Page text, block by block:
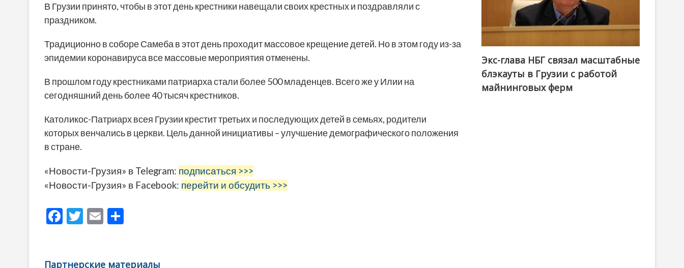
В Грузии принято, чтобы в этот день крестники навещали своих крестных и поздравляли с
праздником.
Традиционно в соборе Самеба в этот день проходит массовое крещение детей. Но в этом году из-за
эпидемии коронавируса все массовые мероприятия отменены.
В прошлом году крестниками патриарха стали более 500 младенцев. Всего же у Илии на
сегодняшний день более 40 тысяч крестников.
Католикос-Патриарх всея Грузии крестит третьих и последующих детей в семьях, родители
которых венчались в церкви. Цель данной инициативы – улучшение демографического положения
в стране.
«Новости-Грузия» в Telegram: подписаться >>>
«Новости-Грузия» в Facebook: перейти и обсудить >>>
F
T
E
Партнерские материалы
Экс-глава НБГ связал масштабные
блэкауты в Грузии с работой
майнинговых ферм